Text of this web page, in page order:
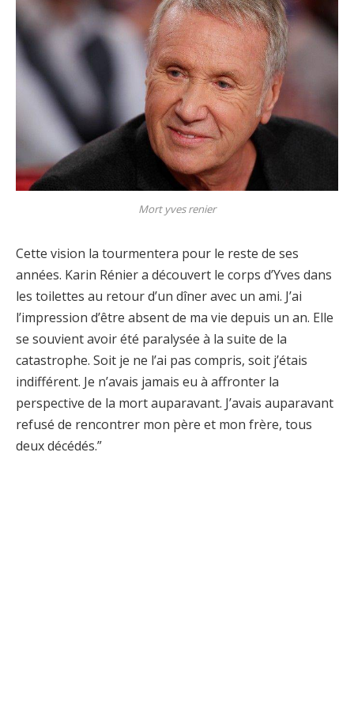
Mort yves renier
Cette vision la tourmentera pour le reste de ses
années. Karin Rénier a découvert le corps d’Yves dans
les toilettes au retour d’un dîner avec un ami. J’ai
l’impression d’être absent de ma vie depuis un an. Elle
se souvient avoir été paralysée à la suite de la
catastrophe. Soit je ne l’ai pas compris, soit j’étais
indifférent. Je n’avais jamais eu à affronter la
perspective de la mort auparavant. J’avais auparavant
refusé de rencontrer mon père et mon frère, tous
deux décédés.”